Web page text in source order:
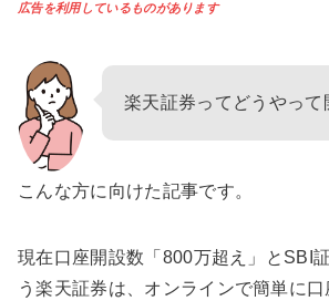
広告を利用しているものがあります
楽天証券ってどうやって
こんな方に向けた記事です。
現在口座開設数「800万超え」とSBI
う楽天証券は、オンラインで簡単に